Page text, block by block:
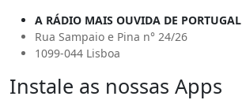
A RÁDIO MAIS OUVIDA DE PORTUGAL
Rua Sampaio e Pina n° 24/26
1099-044 Lisboa
Instale as nossas Apps